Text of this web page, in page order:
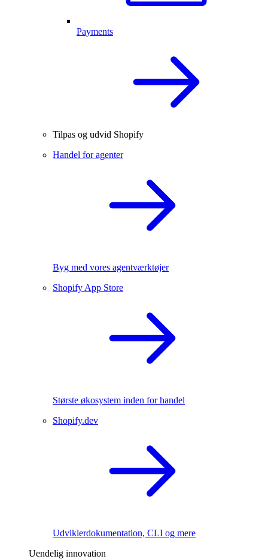
Payments
Tilpas og udvid Shopify
Handel for agenter
Byg med vores agentværktøjer
Shopify App Store
Største økosystem inden for handel
Shopify.dev
Udviklerdokumentation, CLI og mere
Uendelig innovation